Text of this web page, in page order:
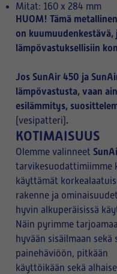
Mitat: 160 x 284 mm
HUOM! Tämä
on
lämpövastuksellisiin
Jos SunAir 450 ja
lämpövastusta, vaan
esilämmitys,
(vesipatteri).
KOTIMAISUUS
Olemme valinneet
tarvikesuodattimiimme
käyttämät
rakenne ja
hyvin alkuperäisissä
Näin pyrimme
hyvään sisäilmaan
painehäviöön, pitkään
käyttöikään sekä